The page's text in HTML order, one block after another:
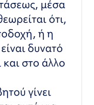
μέσα
ότι,
ή η
δυνατό
και στο άλλο
γίνει